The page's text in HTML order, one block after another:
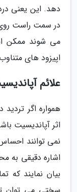
دهد. این یعنی
در سمت راست روی
می شوند ممکن
اپیزود های
علائم
همواره اگر
اثر آپاندیسیت
نمی توانند
اشاره دقیقی به
بیان نمایند که